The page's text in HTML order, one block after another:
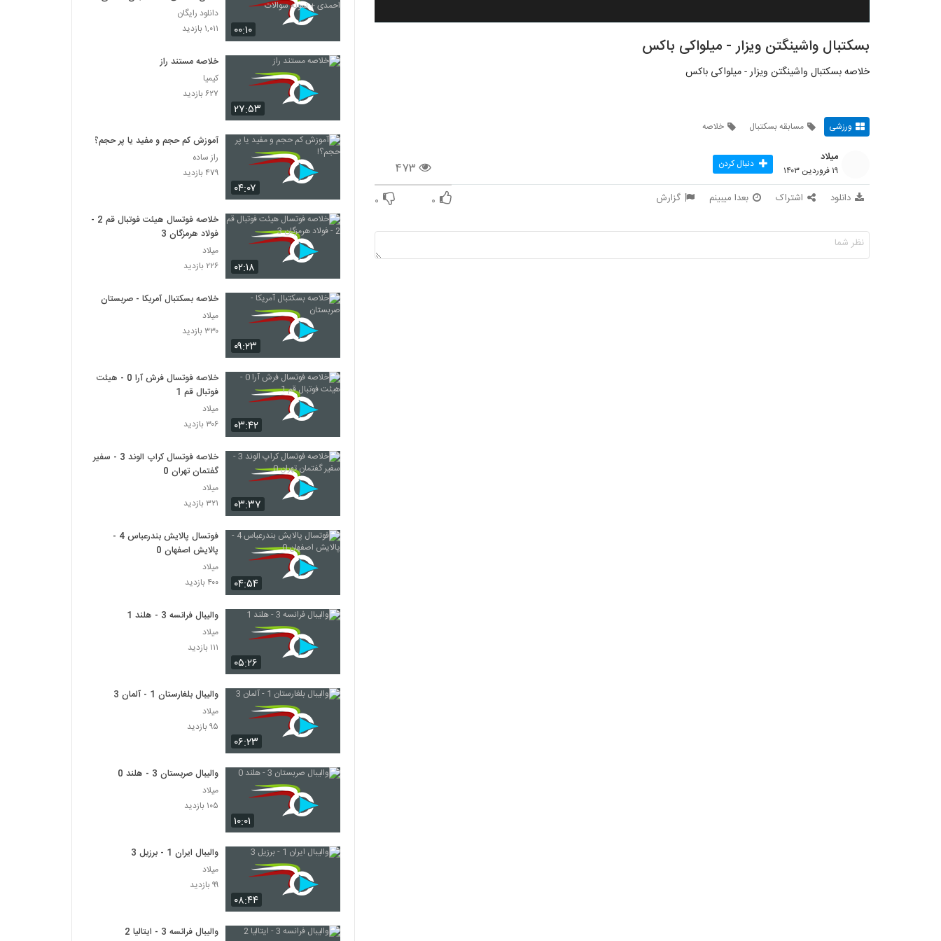
بسکتبال واشینگتن ویزار - میلواکی باکس
خلاصه بسکتبال واشینگتن ویزار - میلواکی باکس
ورزشی مسابقه بسکتبال خلاصه
۴۷۳
میلاد
۱۹ فروردین ۱۴۰۳ دنبال کردن
دانلود اشتراک بعدا میبینم گزارش ۰ ۰
۰۰:۱۰
نمونه سوالات
دانلود رایگان
۱,۰۱۱ بازدید
۲۷:۵۳
خلاصه مستند راز
کیمیا
۶۲۷ بازدید
۰۴:۰۷
آموزش کم حجم و مفید یا پر حجم؟!
راز ساده
۴۷۹ بازدید
۰۲:۱۸
خلاصه فوتسال هیئت فوتبال قم 2 -
فولاد هرمزگان 3
میلاد
۲۲۶ بازدید
۰۹:۲۳
خلاصه بسکتبال آمریکا - صربستان
میلاد
۳۳۰ بازدید
۰۳:۴۲
خلاصه فوتسال فرش آرا 0 - هیئت
فوتبال قم 1
میلاد
۳۰۶ بازدید
۰۳:۳۷
خلاصه فوتسال کراپ الوند 3 - سفیر
گفتمان تهران 0
میلاد
۳۲۱ بازدید
۰۴:۵۴
فوتسال پالایش بندرعباس 4 -
پالایش اصفهان 0
میلاد
۴۰۰ بازدید
۰۵:۲۶
والیبال فرانسه 3 - هلند 1
میلاد
۱۱۱ بازدید
۰۶:۲۳
والیبال بلغارستان 1 - آلمان 3
میلاد
۹۵ بازدید
۱۰:۰۱
والیبال صربستان 3 - هلند 0
میلاد
۱۰۵ بازدید
۰۸:۴۴
والیبال ایران 1 - برزیل 3
میلاد
۹۹ بازدید
والیبال فرانسه 3 - ایتالیا 2